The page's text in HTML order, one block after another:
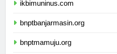
ikbimuninus.com
bnptbanjarmasin.org
bnptmamuju.org